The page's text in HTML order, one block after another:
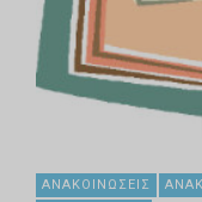
ΑΝΑΚΟΙΝΏΣΕΙΣ